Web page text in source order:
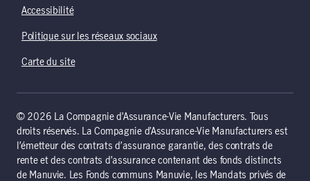
Accessibilité
Politique sur les réseaux sociaux
Carte du site
© 2026 La Compagnie d’Assurance-Vie Manufacturers. Tous
droits réservés. La Compagnie d’Assurance-Vie Manufacturers est
l’émetteur des contrats d’assurance garantie, des contrats de
rente et des contrats d’assurance contenant des fonds distincts
de Manuvie. Les Fonds communs Manuvie, les Mandats privés de